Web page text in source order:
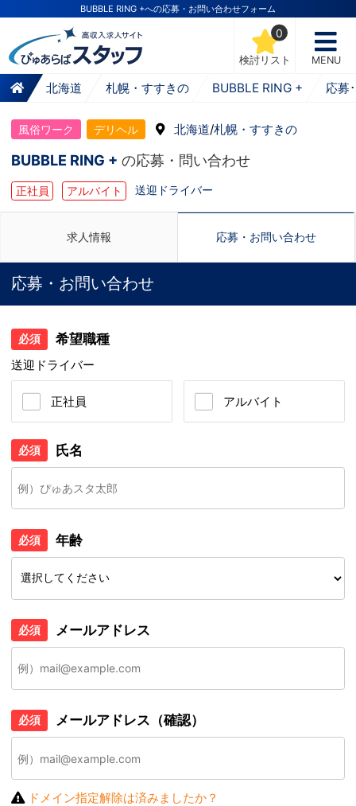
BUBBLE RING +への応募・お問い合わせフォーム
検討リスト
0
MENU
北海道 札幌・すすきの BUBBLE RING + 応募
風俗ワーク デリヘル 北海道/札幌・すすきの
BUBBLE RING + の応募・問い合わせ
正社員 アルバイト 送迎ドライバー
求人情報 応募・お問い合わせ
応募・お問い合わせ
必須 希望職種
送迎ドライバー
正社員 アルバイト
必須 氏名
必須 年齢
必須 メールアドレス
必須 メールアドレス（確認）
ドメイン指定解除は済みましたか？